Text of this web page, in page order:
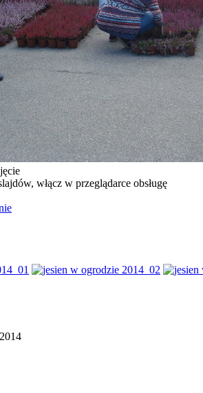
włącz w przeglądarce obsługę